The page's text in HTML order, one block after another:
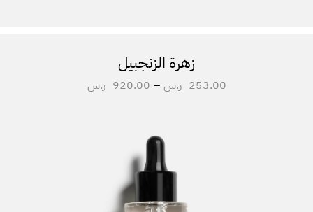
زهرة الزنجبيل
253.00 ر.س –
920.00 ر.س